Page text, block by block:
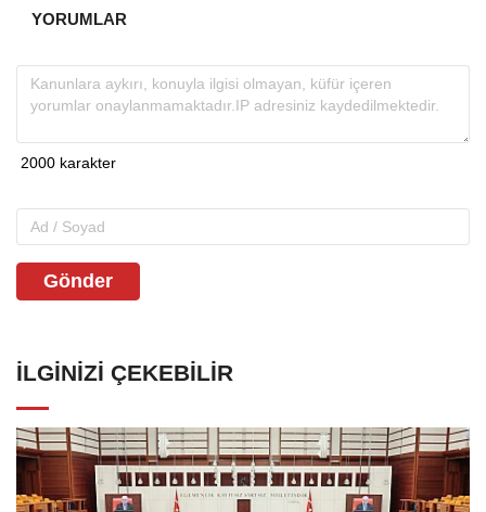
YORUMLAR
Gönder
İLGINIZI ÇEKEBILIR